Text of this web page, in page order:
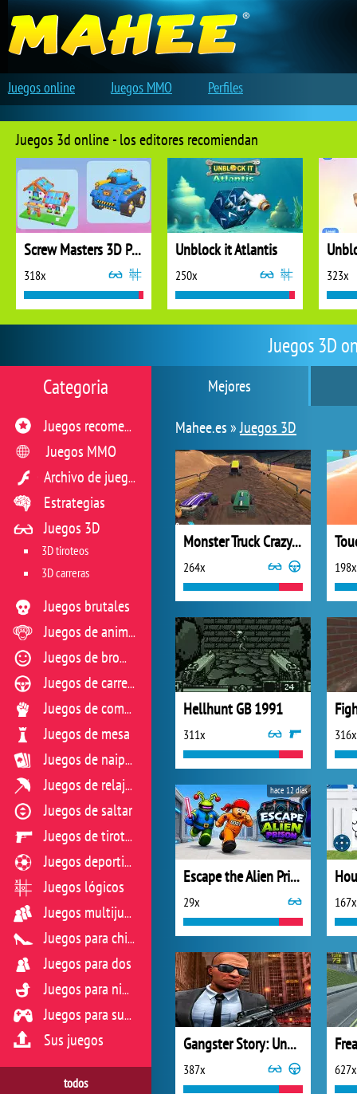
Juegos 3D
Mejores
Mahee.es »Juegos 3D
Monster Truck Crazy Racing 2
264x 198x
Hellhunt GB 1991
311x 316x
Escape the Alien Prison
29x
hace 12 días
167x
Gangster Story: Underworld Criminal Empire Mafia
387x 627x
Categoria
Juegos recomendados
Juegos MMO
Archivo de juegos flash
Estrategias
Juegos 3D
3D tiroteos
3D carreras
Juegos brutales
Juegos de animales
Juegos de broma
Juegos de carreras
Juegos de combate
Juegos de mesa
Juegos de naipes
Juegos de relajación
Juegos de saltar
Juegos de tiroteo
Juegos deportivos
Juegos lógicos
Juegos multijugador
Juegos para chicas
Juegos para dos
Juegos para niños
Juegos para sus reflejos
Sus juegos
todos
Juegos 3d online - los editores recomiendan
Screw Masters 3D Puzzle
318x
Unblock it Atlantis
250x 323x
Juegos online Juegos MMO Perfiles